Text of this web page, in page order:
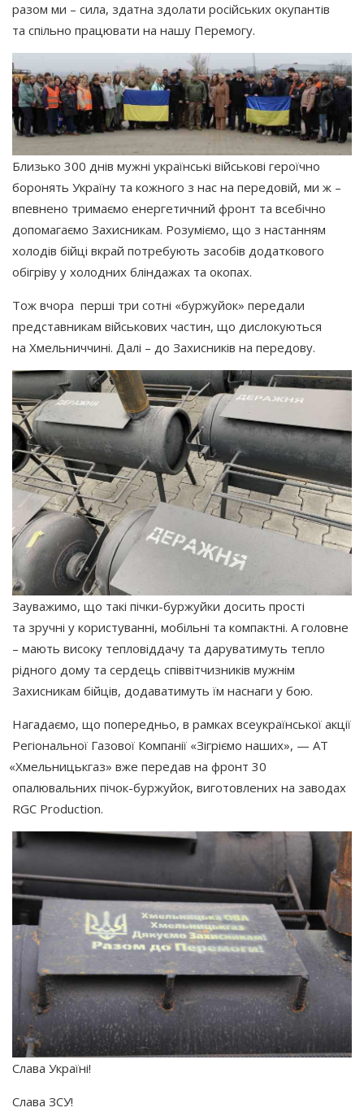
разом ми – сила, здатна здолати російських окупантів
та спільно працювати на нашу Перемогу.
Близько 300 днів мужні українські військові героїчно
боронять Україну та кожного з нас на передовій, ми ж –
впевнено тримаємо енергетичний фронт та всебічно
допомагаємо Захисникам. Розуміємо, що з настанням
холодів бійці вкрай потребують засобів додаткового
обігріву у холодних бліндажах та окопах.
Тож вчора перші три сотні «буржуйок» передали
представникам військових частин, що дислокуються
на Хмельниччині. Далі – до Захисників на передову.
Зауважимо, що такі пічки-буржуйки досить прості
та зручні у користуванні, мобільні та компактні. А головне
– мають високу тепловіддачу та даруватимуть тепло
рідного дому та сердець співвітчизників мужнім
Захисникам бійців, додаватимуть їм наснаги у бою.
Нагадаємо, що попередньо, в рамках всеукраїнської акції
Регіональної Газової Компанії «Зігріємо наших», — АТ
«Хмельницькгаз» вже передав на фронт 30
опалювальних пічок-буржуйок, виготовлених на заводах
RGC Production.
Слава Україні!
Слава ЗСУ!